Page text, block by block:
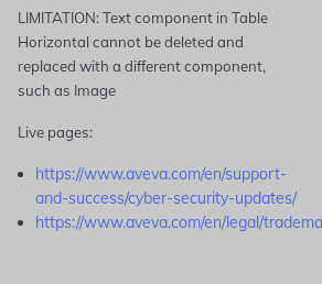
LIMITATION: Text component in Table
Horizontal cannot be deleted and
replaced with a different component,
such as Image
Live pages:
https://www.aveva.com/en/support-
and-success/cyber-security-updates/
https://www.aveva.com/en/legal/